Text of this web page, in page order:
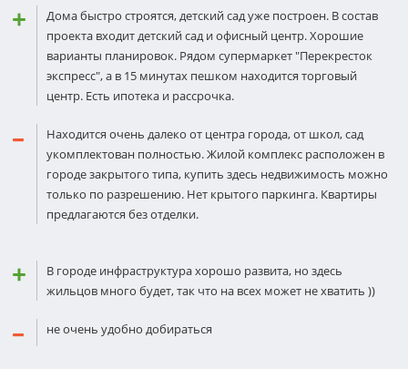
Дома быстро строятся, детский сад уже построен. В состав
проекта входит детский сад и офисный центр. Хорошие
варианты планировок. Рядом супермаркет "Перекресток
экспресс", а в 15 минутах пешком находится торговый
центр. Есть ипотека и рассрочка.
Находится очень далеко от центра города, от школ, сад
укомплектован полностью. Жилой комплекс расположен в
городе закрытого типа, купить здесь недвижимость можно
только по разрешению. Нет крытого паркинга. Квартиры
предлагаются без отделки.
В городе инфраструктура хорошо развита, но здесь
жильцов много будет, так что на всех может не хватить ))
не очень удобно добираться